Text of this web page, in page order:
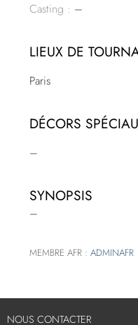
Casting : –
LIEUX DE
Paris
DÉCORS
–
SYNOPSIS
–
MEMBRE AFR :ADMINAFR
NOUS CONTACTER